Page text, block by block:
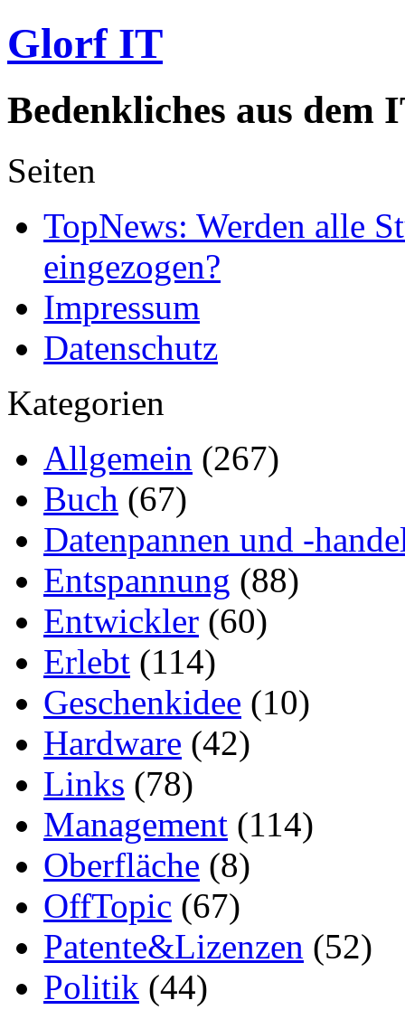
Glorf IT
Bedenkliches aus dem
Seiten
TopNews: Werden alle
eingezogen?
Impressum
Datenschutz
Kategorien
Allgemein (267)
Buch (67)
Datenpannen und -
Entspannung (88)
Entwickler (60)
Erlebt (114)
Geschenkidee (10)
Hardware (42)
Links (78)
Management (114)
Oberfläche (8)
OffTopic (67)
Patente&Lizenzen (52)
Politik (44)